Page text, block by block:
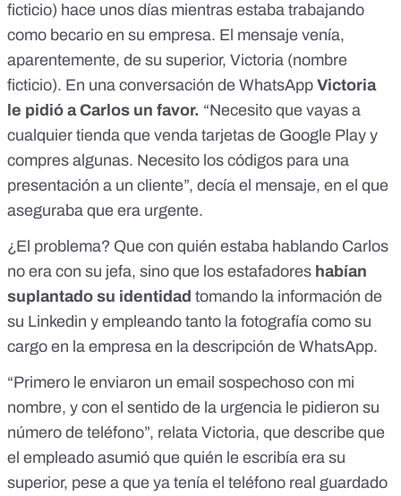
ficticio) hace unos días mientras estaba trabajando
como becario en su empresa. El mensaje venía,
aparentemente, de su superior, Victoria (nombre
ficticio). En una conversación de WhatsApp Victoria
le pidió a Carlos un favor. “Necesito que vayas a
cualquier tienda que venda tarjetas de Google Play y
compres algunas. Necesito los códigos para una
presentación a un cliente”, decía el mensaje, en el que
aseguraba que era urgente.
¿El problema? Que con quién estaba hablando Carlos
no era con su jefa, sino que los estafadores habían
suplantado su identidad tomando la información de
su Linkedin y empleando tanto la fotografía como su
cargo en la empresa en la descripción de WhatsApp.
“Primero le enviaron un email sospechoso con mi
nombre, y con el sentido de la urgencia le pidieron su
número de teléfono”, relata Victoria, que describe que
el empleado asumió que quién le escribía era su
superior, pese a que ya tenía el teléfono real guardado